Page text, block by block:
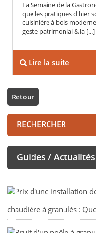
La Semaine de la
que les pratiques d'hier
cuisinière à bois
geste patrimonial & la [...]
Lire la suite
Retour
RECHERCHER
Guides / Actualités
chaudière à granulés :